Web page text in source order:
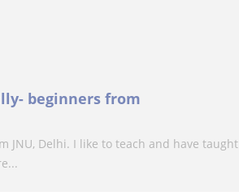
beginners from
JNU, Delhi. I like to teach and have taught